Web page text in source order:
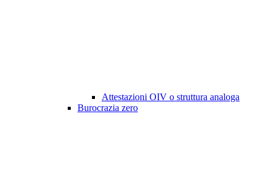
Attestazioni OIV o struttura analoga
Burocrazia zero